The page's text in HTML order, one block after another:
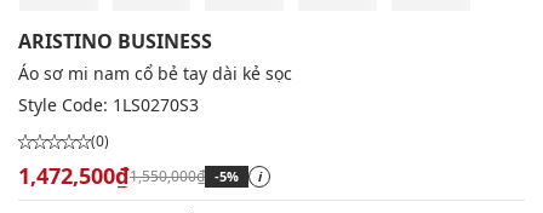
ARISTINO BUSINESS
Áo sơ mi nam cổ bẻ tay dài kẻ sọc
Style Code: 1LS0270S3
(0)
1,472,500₫1,550,000₫ -5% i